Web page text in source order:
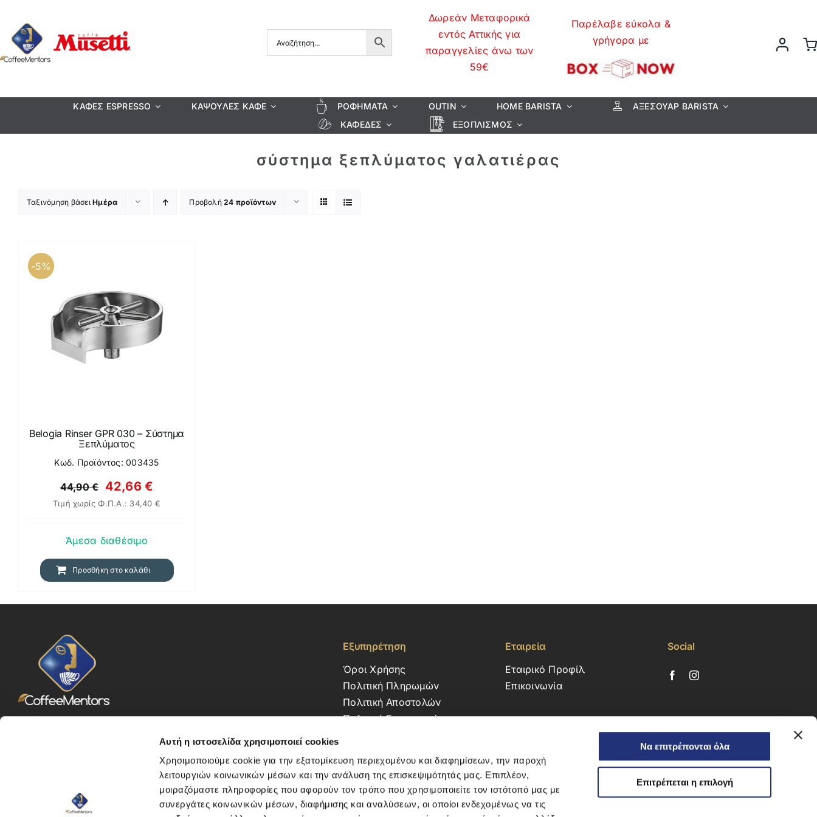
Αυτή η ιστοσελίδα χρησιμοποιεί cookies
Χρησιμοποιούμε cookie για την εξατομίκευση περιεχομένου και διαφημίσεων, την παροχή
λειτουργιών κοινωνικών μέσων και την ανάλυση της επισκεψιμότητάς μας. Επιπλέον,
μοιραζόμαστε πληροφορίες που αφορούν τον τρόπο που χρησιμοποιείτε τον ιστότοπό μας με
συνεργάτες κοινωνικών μέσων, διαφήμισης και αναλύσεων, οι οποίοι ενδεχομένως να τις
Να επιτρέπονται όλα
Επιτρέπεται η επιλογή
περιεχόμενο
Δωρεάν Μεταφορικά
εντός Αττικής για
παραγγελίες άνω των
59€
Παρέλαβε εύκολα &
γρήγορα με
ΚΑΦΕΣ ESPRESSO ΚΆΨΟΥΛΕΣ ΚΑΦΈ ΡΟΦΉΜΑΤΑ OUTIN HOME BARISTA
ΑΞΕΣΟΥΆΡ BARISTA
ΚΑΦΈΔΕΣ
ΕΞΟΠΛΙΣΜΌΣ
σύστημα ξεπλύματος γαλατιέρας
Ταξινόμηση βάσειΗμέρα Προβολή24 προϊόντων
-5%
Belogia Rinser GPR 030 – Σύστημα
Ξεπλύματος
Κωδ. Προϊόντος: 003435
44,90€ Original
price
44,90 €.
42,66€
τρέχουσα
42,66 €.
Τιμή χωρίς Φ.Π.Α.: 34,40 €
Άμεσα διαθέσιμο
Προσθήκη στο καλάθι
09:00-17:00
Εξυπηρέτηση
Όροι Χρήσης
Πολιτική Πληρωμών
Πολιτική Αποστολών
Πολιτική Επιστροφών
Εταιρεία
Εταιρικό Προφίλ
Επικοινωνία
Social